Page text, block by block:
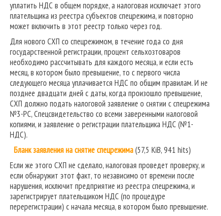
уплатить НДС в общем порядке, а налоговая исключает этого
плательщика из реестра субъектов спецрежима, и повторно
может включить в этот реестр только через год.
Для нового СХП со спецрежимом, в течение года со дня
государственной регистрации, процент сельхозтоваров
необходимо рассчитывать для каждого месяца, и если есть
месяц, в котором было превышение, то с первого числа
следующего месяца уплачивается НДС по общим правилам. И не
позднее двадцати дней с даты, когда произошло превышение,
СХП должно подать налоговой заявление о снятии с спецрежима
№3-РС, Спецсвидетельство со всеми заверенными налоговой
копиями, и заявление о регистрации плательщика НДС (№1-
НДС).
Бланк заявления на снятие спецрежима(57,5 KiB, 941 hits)
Если же этого СХП не сделало, налоговая проведет проверку, и
если обнаружит этот факт, то независимо от времени после
нарушения, исключит предприятие из реестра спецрежима, и
зарегистрирует плательщиком НДС (по процедуре
перерегистрации) с начала месяца, в котором было превышение.